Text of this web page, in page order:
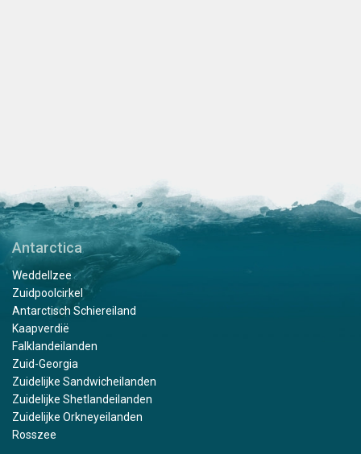
Antarctica
Weddellzee
Zuidpoolcirkel
Antarctisch Schiereiland
Kaapverdië
Falklandeilanden
Zuid-Georgia
Zuidelijke Sandwicheilanden
Zuidelijke Shetlandeilanden
Zuidelijke Orkneyeilanden
Rosszee